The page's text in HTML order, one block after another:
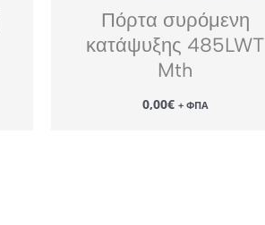
Πόρτα συρόμενη
κατάψυξης 485LWT
Mth
0,00€ + ΦΠΑ